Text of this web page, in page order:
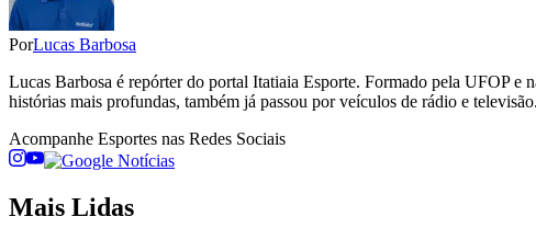
PorLucas Barbosa
Lucas Barbosa é repórter do portal Itatiaia Esporte. Formado pela UFOP
histórias mais profundas, também já passou por veículos de rádio e televisão.
Acompanhe Esportes nas Redes Sociais
Mais Lidas